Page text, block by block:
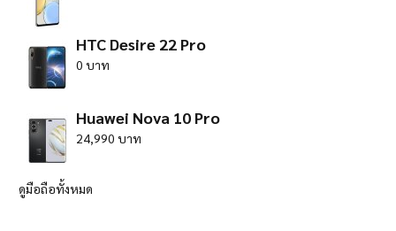
HTC Desire 22 Pro
0 บาท
Huawei Nova 10 Pro
24,990 บาท
ดูมือถือทั้งหมด